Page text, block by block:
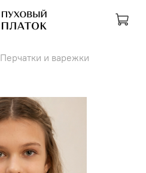
Перчатки и варежки